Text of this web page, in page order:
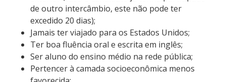
de outro intercâmbio, este não pode ter
excedido 20 dias);
Jamais ter viajado para os Estados Unidos;
Ter boa fluência oral e escrita em inglês;
Ser aluno do ensino médio na rede pública;
Pertencer à camada socioeconômica menos